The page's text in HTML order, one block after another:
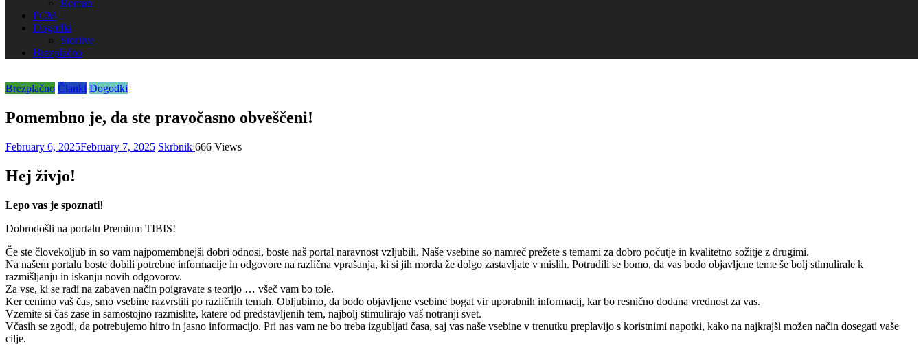
Roman
PCM
Dogodki
Storitve
Brezplačno
Brezplačno Članki Dogodki
Pomembno je, da ste pravočasno obveščeni!
February 6, 2025February 7, 2025 Skrbnik 666 Views
Hej živjo!
Lepo vas je spoznati!
Dobrodošli na portalu Premium TIBIS!
Če ste človekoljub in so vam najpomembnejši dobri odnosi, boste naš portal naravnost vzljubili. Naše vsebine so namreč prežete s temami za dobro počutje in kvalitetno sožitje z drugimi.
Na našem portalu boste dobili potrebne informacije in odgovore na različna vprašanja, ki si jih morda že dolgo zastavljate v mislih. Potrudili se bomo, da vas bodo objavljene teme še bolj stimulirale k
razmišljanju in iskanju novih odgovorov.
Za vse, ki se radi na zabaven način poigravate s teorijo … všeč vam bo tole.
Ker cenimo vaš čas, smo vsebine razvrstili po različnih temah. Obljubimo, da bodo objavljene vsebine bogat vir uporabnih informacij, kar bo resnično dodana vrednost za vas.
Vzemite si čas zase in samostojno razmislite, katere od predstavljenih tem, najbolj stimulirajo vaš notranji svet.
Včasih se zgodi, da potrebujemo hitro in jasno informacijo. Pri nas vam ne bo treba izgubljati časa, saj vas naše vsebine v trenutku preplavijo s koristnimi napotki, kako na najkrajši možen način dosegati vaše
cilje.